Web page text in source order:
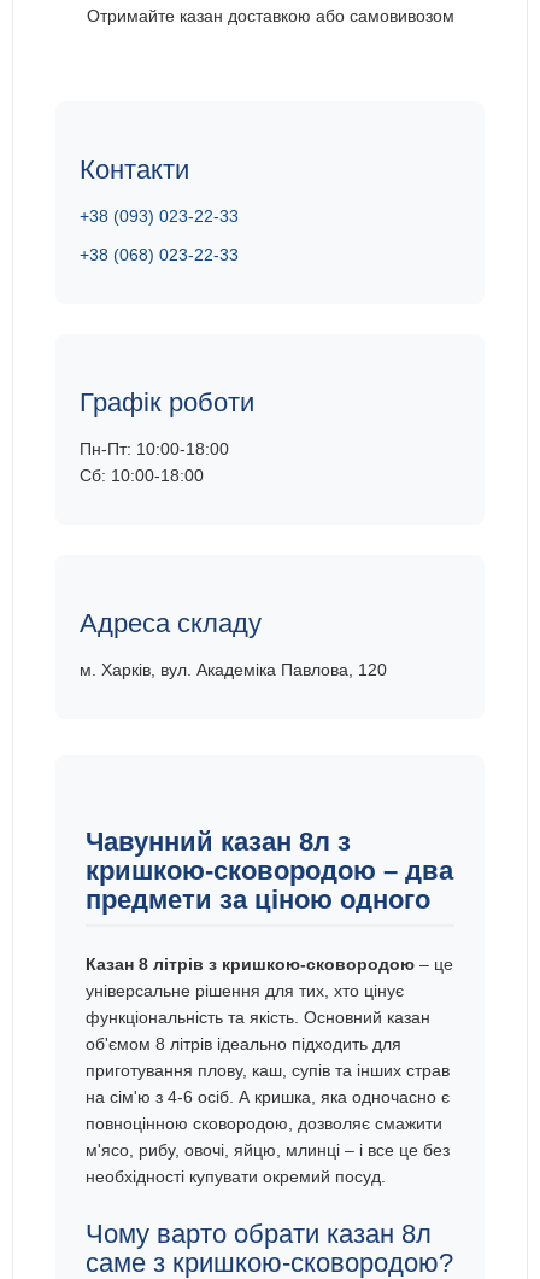
Отримайте казан доставкою або самовивозом
Контакти
+38 (093) 023-22-33
+38 (068) 023-22-33
Графік роботи
Пн-Пт: 10:00-18:00
Сб: 10:00-18:00
Адреса складу
м. Харків, вул. Академіка Павлова, 120
Чавунний казан 8л з
кришкою-сковородою – два
предмети за ціною одного
Казан 8 літрів з кришкою-сковородою – це
універсальне рішення для тих, хто цінує
функціональність та якість. Основний казан
об'ємом 8 літрів ідеально підходить для
приготування плову, каш, супів та інших страв
на сім'ю з 4-6 осіб. А кришка, яка одночасно є
повноцінною сковородою, дозволяє смажити
м'ясо, рибу, овочі, яйцю, млинці – і все це без
необхідності купувати окремий посуд.
Чому варто обрати казан 8л
саме з кришкою-сковородою?